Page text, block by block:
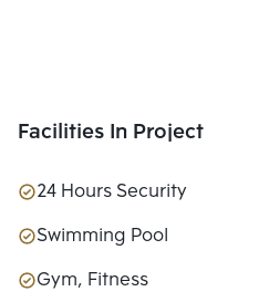
Facilities In Project
24 Hours Security
Swimming Pool
Gym, Fitness